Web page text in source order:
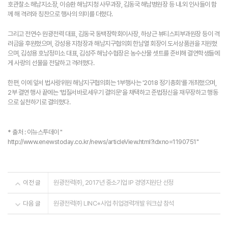
호관찰소 해남지소장, 이승환 해남지청 사무과장, 김동국 해남병원장 등 내.외 인사들이 함
께 해 격려와 칭찬으로 행사의 의미를 더했다.
그리고 전연수 원광전력 대표, 김동국 동백장학회이사장, 하상근 뷰티스피부과원장 등이 격
려금을 후원했으며, 강성용 지청장과 해남지구협의회 한남열 회장이 도서상품권을 지원했
으며, 김성용 호남정미소 대표, 김성주 해남수협장은 농수산물 셋트를 준비해 결연학생들에
게 사랑의 선물을 전달하고 격려했다.
한편, 이에 앞서 법사랑위원 해남지구협의회는 1부행사는 '2018 정기총회'를 개최했으며,
2부 결연 행사 끝에는 '법질서바로세우기 결의문'을 채택하고 준법정신을 재무장하고 행동
으로 실천하기로 결의했다.
* 출처 : 이뉴스투데이 "
http://www.enewstoday.co.kr/news/articleView.html?idxno=1190751 "
이전 글 원광전력㈜, 2017년 중소기업 IP 경영지원단 선정
다음 글 원광전력㈜ LINC+사업 취업경력개발 워크샵 참석